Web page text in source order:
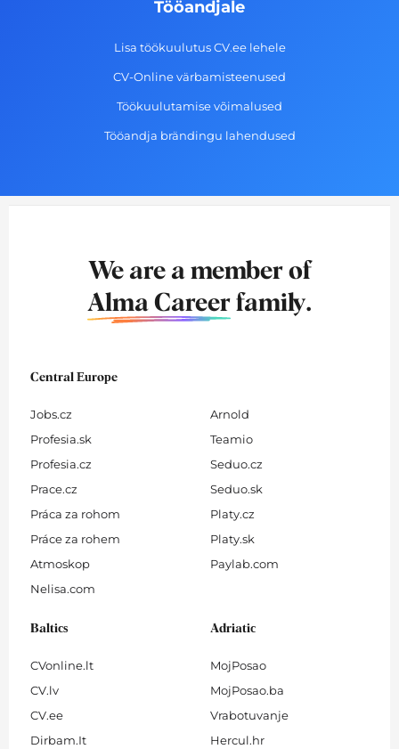
Tööandjale
Lisa töökuulutus CV.ee lehele
CV-Online värbamisteenused
Töökuulutamise võimalused
Tööandja brändingu lahendused
We are a member of
Alma Career family.
Central Europe
Jobs.cz
Profesia.sk
Profesia.cz
Prace.cz
Práca za rohom
Práce za rohem
Atmoskop
Nelisa.com
Arnold
Teamio
Seduo.cz
Seduo.sk
Platy.cz
Platy.sk
Paylab.com
Baltics
CVonline.lt
CV.lv
CV.ee
Dirbam.It
Adriatic
MojPosao
MojPosao.ba
Vrabotuvanje
Hercul.hr